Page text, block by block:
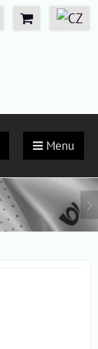
Menu